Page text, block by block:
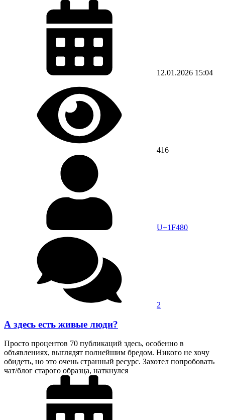
12.01.2026 15:04
416
U+1F480
2
А здесь есть живые люди?
Просто процентов 70 публикаций здесь, особенно в
объявлениях, выглядят полнейшим бредом. Никого не хочу
обидеть, но это очень странный ресурс. Захотел попробовать
чат/блог старого образца, наткнулся